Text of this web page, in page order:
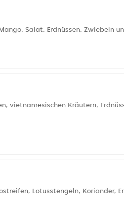
Salat, Erdnüssen, Zwiebeln
vietnamesischen Kräutern,
Lotusstengeln, Koriander,